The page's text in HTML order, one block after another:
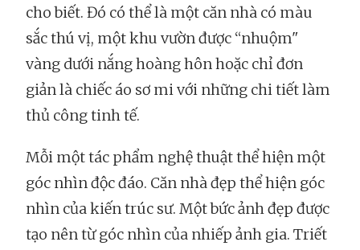
cho biết. Đó có thể là một căn nhà có màu
sắc thú vị, một khu vườn được “nhuộm"
vàng dưới nắng hoàng hôn hoặc chỉ đơn
giản là chiếc áo sơ mi với những chi tiết làm
thủ công tinh tế.
Mỗi một tác phẩm nghệ thuật thể hiện một
góc nhìn độc đáo. Căn nhà đẹp thể hiện góc
nhìn của kiến trúc sư. Một bức ảnh đẹp được
tạo nên từ góc nhìn của nhiếp ảnh gia. Triết